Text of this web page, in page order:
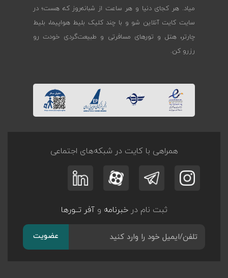
میاد. هر کجای دنیا و هر ساعت از شبانه‌روز که هست؛ در
سایت کایت آنلاین شو و با چند کلیک بلیط هواپیما، بلیط
چارتر، هتل و تورهای مسافرتی و طبیعت‌گردی خودت رو
رزرو کن.
همراهی با کایت در شبکه‌های اجتماعی
ثبت نام درخبرنامه وآفر تــورها
عضویت